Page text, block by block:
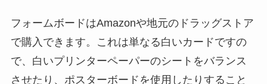
フォームボードはAmazonや地元のドラッグストア
で購入できます。これは単なる白いカードですの
で、白いプリンターペーパーのシートをバランス
させたり、ポスターボードを使用したりすること